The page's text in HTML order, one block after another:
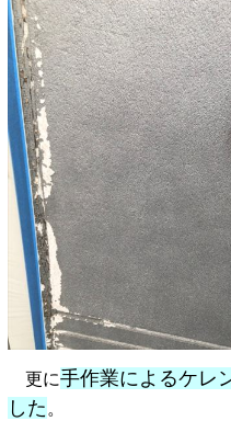
更に手作業によるケレ
した 。